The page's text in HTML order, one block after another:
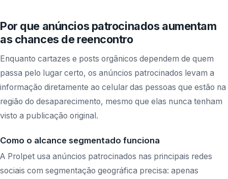
Por que anúncios patrocinados aumentam
as chances de reencontro
Enquanto cartazes e posts orgânicos dependem de quem
passa pelo lugar certo, os anúncios patrocinados levam a
informação diretamente ao celular das pessoas que estão na
região do desaparecimento, mesmo que elas nunca tenham
visto a publicação original.
Como o alcance segmentado funciona
A Prolpet usa anúncios patrocinados nas principais redes
sociais com segmentação geográfica precisa: apenas